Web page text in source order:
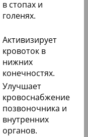
в стопах и
голенях.
Активизирует
кровоток в
нижних
конечностях.
Улучшает
кровоснабжение
позвоночника и
внутренних
органов.